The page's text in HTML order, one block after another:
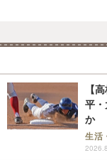
【
平
か
生活